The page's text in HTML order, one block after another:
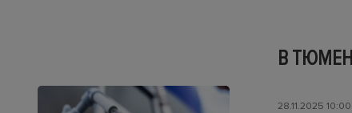
В
28.11.2025 10:00